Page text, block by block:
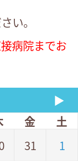
い。
病院までお
▶
金
土
31 1